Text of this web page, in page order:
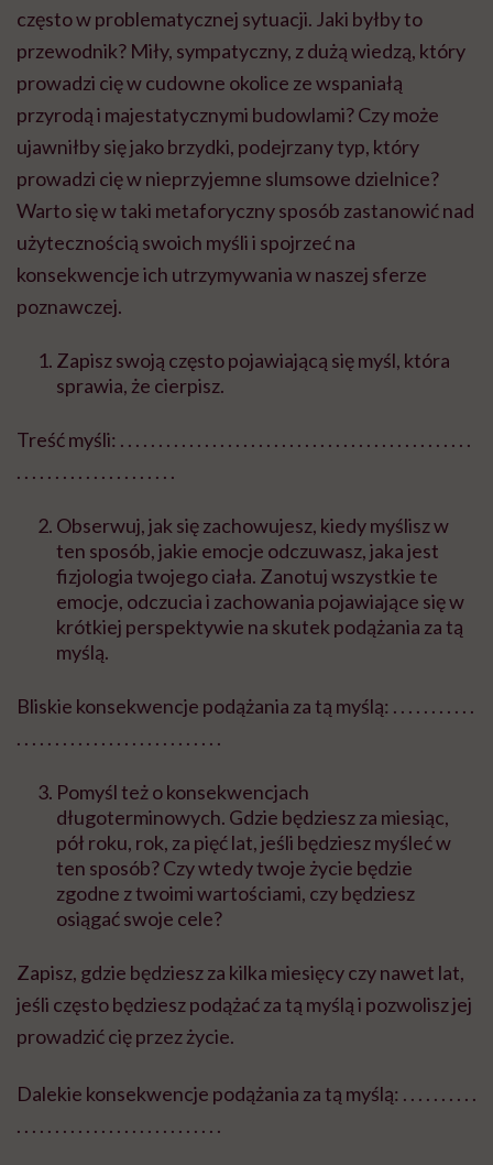
często w problematycznej sytuacji. Jaki byłby to
przewodnik? Miły, sympatyczny, z dużą wiedzą, który
prowadzi cię w cudowne okolice ze wspaniałą
przyrodą i majestatycznymi budowlami? Czy może
ujawniłby się jako brzydki, podejrzany typ, który
prowadzi cię w nieprzyjemne slumsowe dzielnice?
Warto się w taki metaforyczny sposób zastanowić nad
użytecznością swoich myśli i spojrzeć na
konsekwencje ich utrzymywania w naszej sferze
poznawczej.
Zapisz swoją często pojawiającą się myśl, która
sprawia, że cierpisz.
Treść myśli: . . . . . . . . . . . . . . . . . . . . . . . . . . . . . . . . . . . . . . . . . . . . . .
. . . . . . . . . . . . . . . . . . . . .
Obserwuj, jak się zachowujesz, kiedy myślisz w
ten sposób, jakie emocje odczuwasz, jaka jest
fizjologia twojego ciała. Zanotuj wszystkie te
emocje, odczucia i zachowania pojawiające się w
krótkiej perspektywie na skutek podążania za tą
myślą.
Bliskie konsekwencje podążania za tą myślą: . . . . . . . . . . .
. . . . . . . . . . . . . . . . . . . . . . . . . . .
Pomyśl też o konsekwencjach
długoterminowych. Gdzie będziesz za miesiąc,
pół roku, rok, za pięć lat, jeśli będziesz myśleć w
ten sposób? Czy wtedy twoje życie będzie
zgodne z twoimi wartościami, czy będziesz
osiągać swoje cele?
Zapisz, gdzie będziesz za kilka miesięcy czy nawet lat,
jeśli często będziesz podążać za tą myślą i pozwolisz jej
prowadzić cię przez życie.
Dalekie konsekwencje podążania za tą myślą: . . . . . . . . . .
. . . . . . . . . . . . . . . . . . . . . . . . . . .